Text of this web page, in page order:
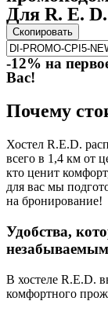
Для R. E. D.
Скопировать
-12% на
Вас!
Почему
Хостел R.E.D.
всего в 1,4 км от
кто ценит
для вас мы
на бронирование!
Удобства,
незабываемым
В хостеле R.E.D.
комфортного